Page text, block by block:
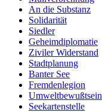
An die Substanz
Solidarität
Siedler
Geheimdiplomatie
Ziviler Widerstand
Stadtplanung
Banter See
Fremdenlegion
Umweltbewußtsein
Seekartenstelle